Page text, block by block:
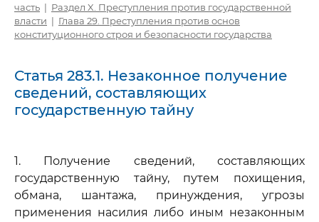
часть | Раздел X. Преступления против государственной
власти | Глава 29. Преступления против основ
конституционного строя и безопасности государства
Статья 283.1. Незаконное получение
сведений, составляющих
государственную тайну
1. Получение сведений, составляющих
государственную тайну, путем похищения,
обмана, шантажа, принуждения, угрозы
применения насилия либо иным незаконным